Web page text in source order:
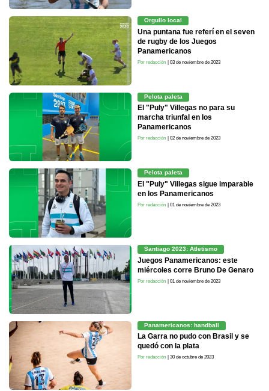
Orgullo local
Una puntana fue referí en el seven
de rugby de los Juegos
Panamericanos
Por redacción | 03 de noviembre de 2023
Pelota paleta
El "Puly" Villegas no para su
marcha triunfal en los
Panamericanos
Por redacción | 02 de noviembre de 2023
Pelota paleta
El "Puly" Villegas sigue imparable
en los Panamericanos
Por redacción | 01 de noviembre de 2023
Santiago 2023: Atletismo
Juegos Panamericanos: este
miércoles corre Bruno De Genaro
Por redacción | 01 de noviembre de 2023
Panamericanos: handball
La Garra no pudo con Brasil y se
quedó con la plata
Por redacción | 30 de octubre de 2023